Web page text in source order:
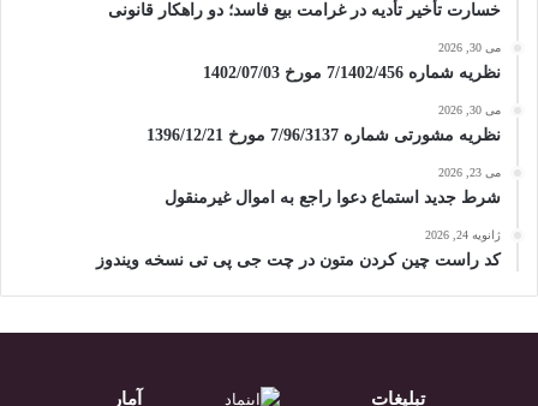
خسارت تأخیر تأدیه در غرامت بیع فاسد؛ دو راهکار قانونی
می 30, 2026
نظریه شماره 7/1402/456 مورخ 1402/07/03
می 30, 2026
نظریه مشورتی شماره 7/96/3137 مورخ 1396/12/21
می 23, 2026
شرط جدید استماع دعوا راجع به اموال غیرمنقول
ژانویه 24, 2026
کد راست چین کردن متون در چت جی پی تی نسخه ویندوز
تبلیغات آمار